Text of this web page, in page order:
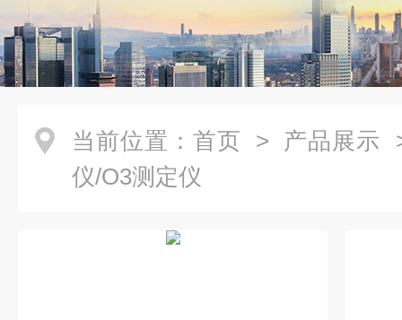
当前位置： 首页 > 产品展示
仪/O3测定仪